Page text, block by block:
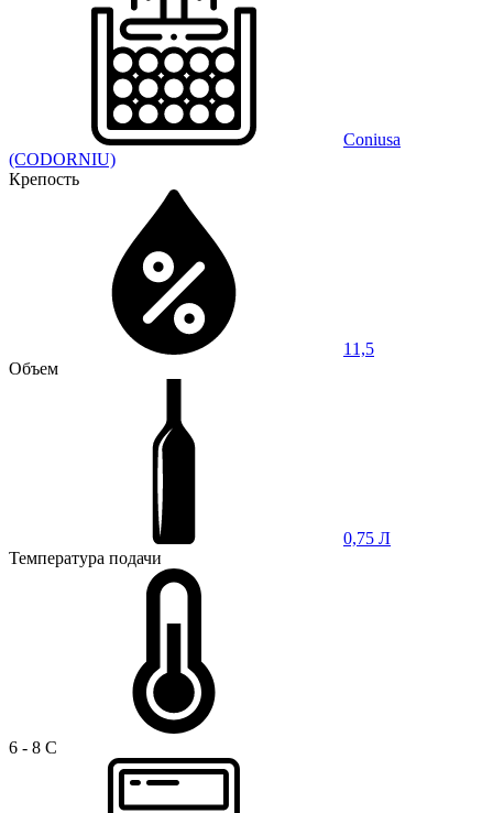
Coniusa
(CODORNIU)
Крепость
11,5
Объем
0,75 Л
Температура подачи
6 - 8 C